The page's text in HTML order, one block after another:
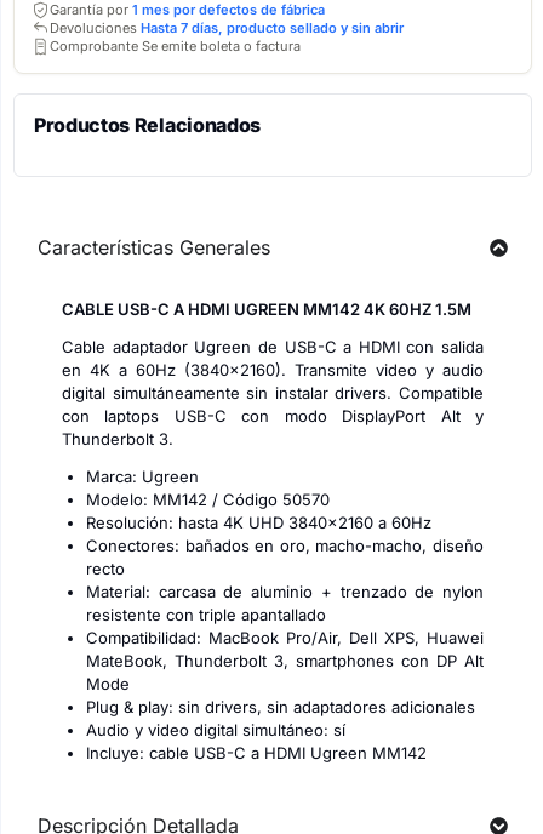
Garantía por 1 mes por defectos de fábrica
Devoluciones Hasta 7 días, producto sellado y sin abrir
Comprobante Se emite boleta o factura
Productos Relacionados
Características Generales
CABLE USB-C A HDMI UGREEN MM142 4K 60HZ 1.5M
Cable adaptador Ugreen de USB-C a HDMI con salida
en 4K a 60Hz (3840×2160). Transmite video y audio
digital simultáneamente sin instalar drivers. Compatible
con laptops USB-C con modo DisplayPort Alt y
Thunderbolt 3.
Marca: Ugreen
Modelo: MM142 / Código 50570
Resolución: hasta 4K UHD 3840×2160 a 60Hz
Conectores: bañados en oro, macho-macho, diseño
recto
Material: carcasa de aluminio + trenzado de nylon
resistente con triple apantallado
Compatibilidad: MacBook Pro/Air, Dell XPS, Huawei
MateBook, Thunderbolt 3, smartphones con DP Alt
Mode
Plug & play: sin drivers, sin adaptadores adicionales
Audio y video digital simultáneo: sí
Incluye: cable USB-C a HDMI Ugreen MM142
Descripción Detallada